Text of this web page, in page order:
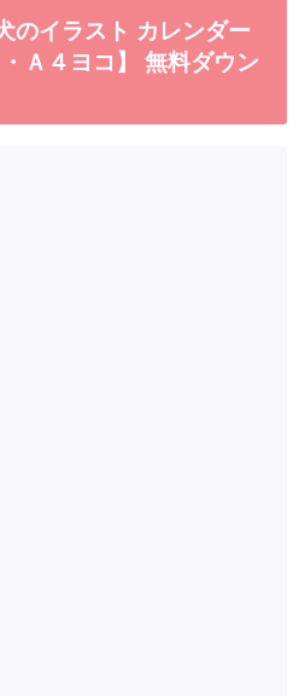
イラスト カレンダー
Ａ４ヨコ】 無料ダウン